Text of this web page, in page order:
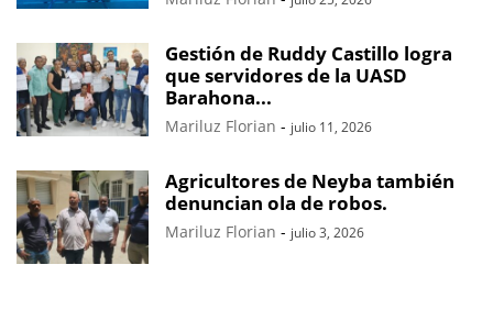
Gestión de Ruddy Castillo logra
que servidores de la UASD
Barahona...
Mariluz Florian - julio 11, 2026
Agricultores de Neyba también
denuncian ola de robos.
Mariluz Florian - julio 3, 2026